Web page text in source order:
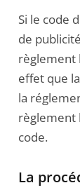
Si le code
de
règlement
effet que
la
règlement
code.
La